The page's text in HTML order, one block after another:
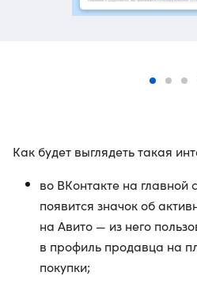
Как будет выглядеть такая
во ВКонтакте на главной
появится значок об
на Авито — из него
в профиль продавца на
покупки;